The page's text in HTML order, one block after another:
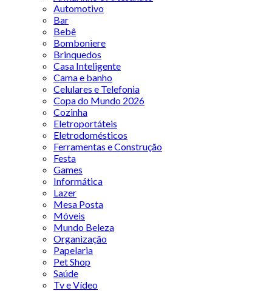
Automotivo
Bar
Bebê
Bomboniere
Brinquedos
Casa Inteligente
Cama e banho
Celulares e Telefonia
Copa do Mundo 2026
Cozinha
Eletroportáteis
Eletrodomésticos
Ferramentas e Construção
Festa
Games
Informática
Lazer
Mesa Posta
Móveis
Mundo Beleza
Organização
Papelaria
Pet Shop
Saúde
Tv e Vídeo